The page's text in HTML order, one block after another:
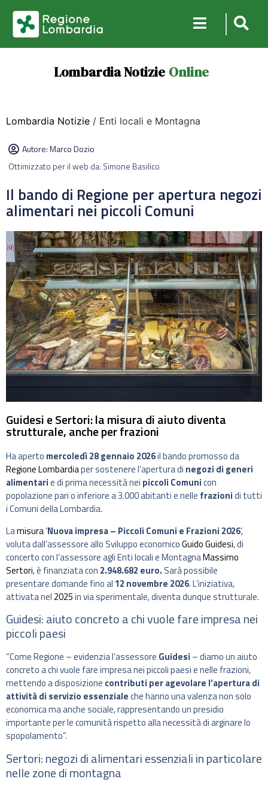
Lombardia Notizie Online
Lombardia Notizie / Enti locali e Montagna
Autore:Marco Dozio
Ottimizzato per il web da: Simone Basilico
Il bando di Regione per apertura negozi
alimentari nei piccoli Comuni
Guidesi e Sertori: la misura di aiuto diventa
strutturale, anche per frazioni
Ha aperto mercoledì 28 gennaio 2026il bando promosso da
Regione Lombardiaper sostenere l’apertura di negozi di generi
alimentarie di prima necessità nei piccoli Comunicon
popolazione pari o inferiore a 3.000 abitanti e nelle frazionidi tutti
i Comuni della Lombardia.
Lamisura‘Nuova impresa – Piccoli Comuni e Frazioni 2026‘,
voluta dall’assessore allo Sviluppo economicoGuido Guidesi, di
concerto con l’assessore agli Enti locali e MontagnaMassimo
Sertori, è finanziata con 2.948.682 euro. Sarà possibile
presentare domande fino al 12 novembre 2026. L’iniziativa,
attivata nel 2025in via sperimentale, diventa dunque strutturale.
Guidesi: aiuto concreto a chi vuole fare impresa nei
piccoli paesi
“Come Regione – evidenzia l’assessore Guidesi – diamo un aiuto
concreto a chi vuole fare impresa nei piccoli paesi e nelle frazioni,
mettendo a disposizione contributi per agevolare l’apertura di
attività di servizio essenzialeche hanno una valenza non solo
economica ma anche sociale, rappresentando un presidio
importante per le comunità rispetto alla necessità di arginare lo
spopolamento”.
Sertori: negozi di alimentari essenziali in particolare
nelle zone di montagna